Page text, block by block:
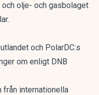
olje- och gasbolaget
och PolarDC:s
om enligt DNB
från internationella